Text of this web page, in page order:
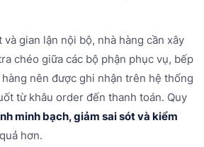
gian lận nội bộ, nhà hàng cần xây
chéo giữa các bộ phận phục vụ, bếp
nên được ghi nhận trên hệ thống
từ khâu order đến thanh toán. Quy
minh bạch, giảm sai sót và kiểm
hơn.